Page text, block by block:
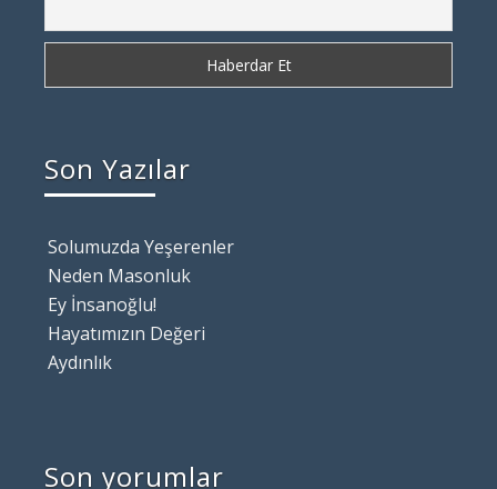
Son Yazılar
Solumuzda Yeşerenler
Neden Masonluk
Ey İnsanoğlu!
Hayatımızın Değeri
Aydınlık
Son yorumlar